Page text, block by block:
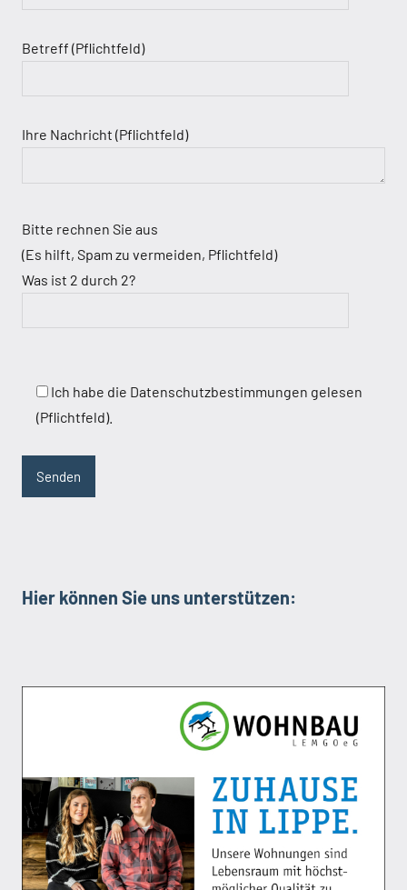
Betreff (Pflichtfeld)
Ihre Nachricht (Pflichtfeld)
Bitte rechnen Sie aus
(Es hilft, Spam zu vermeiden, Pflichtfeld)
Was ist 2 durch 2?
Ich habe die Datenschutzbestimmungen gelesen
(Pflichtfeld).
Hier können Sie uns unterstützen: